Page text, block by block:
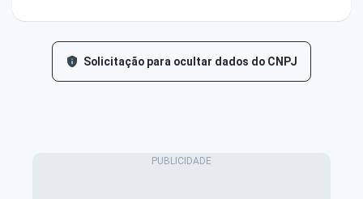
Solicitação para ocultar dados do CNPJ